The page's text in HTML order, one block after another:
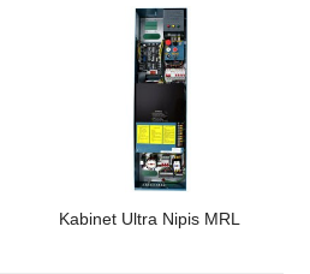
Kabinet Ultra Nipis MRL